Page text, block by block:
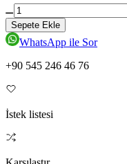
Sepete Ekle
WhatsApp ile Sor
+90 545 246 46 76
İstek listesi